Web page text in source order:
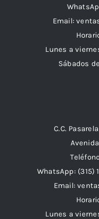
Email:
Lunes a
Sábados
C.C.
WhatsApp: (315)
Email:
Lunes a